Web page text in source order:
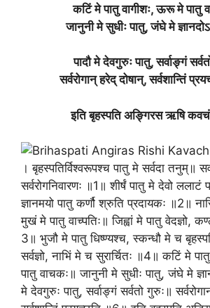
कटिं मे पातु वागीशः, ऊरू मे पातु
जानुनी मे सुधीः पातु, जंघे मे
पादौ मे देवगुरुः पातु, सर्वाङ्गं
सर्वरोगान् हरेद् दोषान्, सर्वशान्तिं
इति बृहस्पति अङ्गिरस ऋषि कवचं